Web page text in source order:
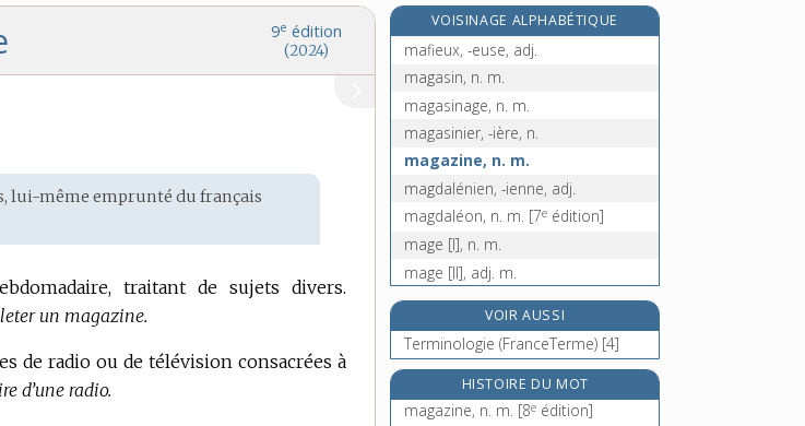
9e édition
(2024)
lui-même emprunté dufrançais
traitant de sujets divers.
un magazine.
de radio ou de télévision consacrées à
d’une radio.
VOISINAGE ALPHABÉTIQUE
mafia, n. f.
mafieux, -euse, adj.
magasin, n. m.
magasinage, n. m.
magasinier, -ière, n.
magazine, n. m.
magdalénien, -ienne, adj.
magdaléon, n. m. [7e édition]
mage [I], n. m.
mage [II], adj. m.
magenta, n. m.
maghrébin, -ine, adj. et n.
magicien, -ienne, n.
magie, n. f.
magique, adj.
VOIR AUSSI
Terminologie (FranceTerme) [4]
HISTOIRE DU MOT
magazine, n. m. [8e édition]